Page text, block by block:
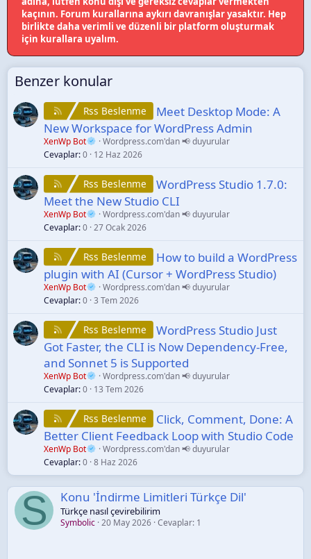
kaçının. Forum kurallarına aykırı davranışlar yasaktır. Hep
birlikte daha verimli ve düzenli bir platform oluşturmak
için kurallara uyalım.
Benzer konular
Rss Beslenme
Meet Desktop Mode: A
New Workspace for WordPress Admin
XenWp Bot
Wordpress.com'dan 📢 duyurular
Cevaplar 0 12 Haz 2026
Rss Beslenme
WordPress Studio 1.7.0:
Meet the New Studio CLI
XenWp Bot
Wordpress.com'dan 📢 duyurular
Cevaplar 0 27 Ocak 2026
Rss Beslenme
How to build a WordPress
plugin with AI (Cursor + WordPress Studio)
XenWp Bot
Wordpress.com'dan 📢 duyurular
Cevaplar 0 3 Tem 2026
Rss Beslenme
WordPress Studio Just
Got Faster, the CLI is Now Dependency-Free,
and Sonnet 5 is Supported
XenWp Bot
Wordpress.com'dan 📢 duyurular
Cevaplar 0 13 Tem 2026
Rss Beslenme
Click, Comment, Done: A
Better Client Feedback Loop with Studio Code
XenWp Bot
Wordpress.com'dan 📢 duyurular
Cevaplar 0 8 Haz 2026
S Konu 'İndirme Limitleri Türkçe Dil'
Türkçe nasıl çevirebilirim
Symbolic 20 May 2026 Cevaplar: 1